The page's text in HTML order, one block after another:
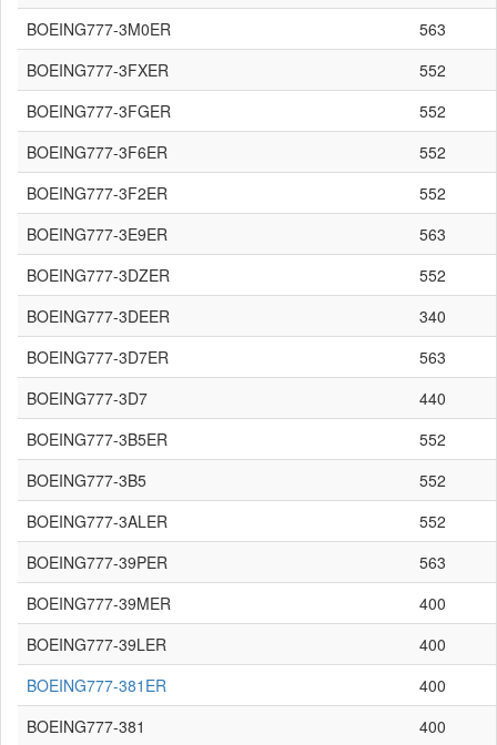
BOEING777-3M0ER
563
BOEING777-3FXER
552
BOEING777-3FGER
552
BOEING777-3F6ER
552
BOEING777-3F2ER
552
BOEING777-3E9ER
563
BOEING777-3DZER
552
BOEING777-3DEER
340
BOEING777-3D7ER
563
BOEING777-3D7
440
BOEING777-3B5ER
552
BOEING777-3B5
552
BOEING777-3ALER
552
BOEING777-39PER
563
BOEING777-39MER
400
BOEING777-39LER
400
BOEING777-381ER
400
BOEING777-381
400